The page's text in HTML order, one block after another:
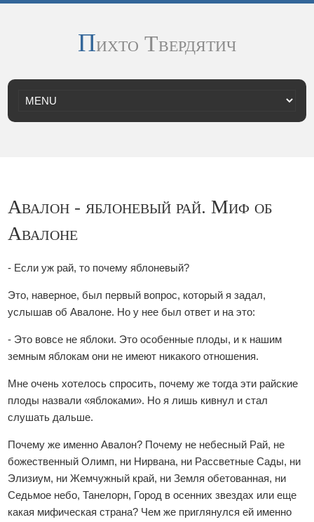
Пихто Твердятич
Авалон - яблоневый рай. Миф об
Авалоне
- Если уж рай, то почему яблоневый?
Это, наверное, был первый вопрос, который я задал,
услышав об Авалоне. Но у нее был ответ и на это:
- Это вовсе не яблоки. Это особенные плоды, и к нашим
земным яблокам они не имеют никакого отношения.
Мне очень хотелось спросить, почему же тогда эти райские
плоды назвали «яблоками». Но я лишь кивнул и стал
слушать дальше.
Почему же именно Авалон? Почему не небесный Рай, не
божественный Олимп, ни Нирвана, ни Рассветные Сады, ни
Элизиум, ни Жемчужный край, ни Земля обетованная, ни
Седьмое небо, Танелорн, Город в осенних звездах или еще
какая мифическая страна? Чем же приглянулся ей именно